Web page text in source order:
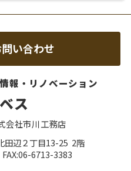
い合わせ
報・リノベーション
ス
社市川工務店
田辺２丁目13-25 2階
6713-3383